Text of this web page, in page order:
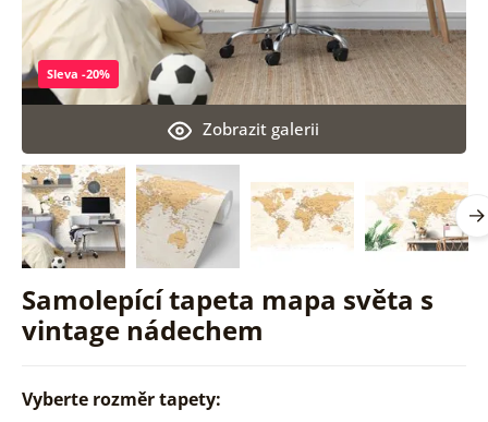
Samolepící tapeta mapa světa s
vintage nádechem
Zobrazit galerii
Sleva -20%
Vyberte rozměr tapety: